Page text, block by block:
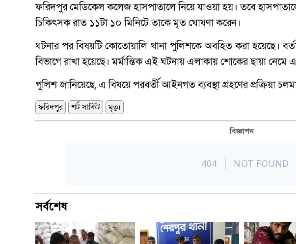
ফরিদপুর মেডিকেল কলেজ হাসপাতালে নিয়ে যাওয়া হয়। তবে
চিকিৎসক রাত ১১টা ১০ মিনিটে তাকে মৃত ঘোষণা করেন।
ঘটনার পর বিষয়টি কোতোয়ালি থানা পুলিশকে অবহিত করা হয়েছে।
বিভাগে রাখা হয়েছে। মর্মান্তিক এই ঘটনায় এলাকায় শোকের ছায়া নেমে
পুলিশ জানিয়েছে, এ বিষয়ে পরবর্তী আইনগত ব্যবস্থা গ্রহণের প্রক্রিয়া
ফরিদপুর শর্ট সার্কিট মৃত্যু
বিজ্ঞাপন
সর্বশেষ